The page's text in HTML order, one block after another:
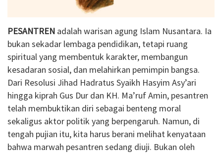
PESANTREN adalah warisan agung Islam Nusantara. Ia
bukan sekadar lembaga pendidikan, tetapi ruang
spiritual yang membentuk karakter, membangun
kesadaran sosial, dan melahirkan pemimpin bangsa.
Dari Resolusi Jihad Hadratus Syaikh Hasyim Asy’ari
hingga kiprah Gus Dur dan KH. Ma’ruf Amin, pesantren
telah membuktikan diri sebagai benteng moral
sekaligus aktor politik yang berpengaruh. Namun, di
tengah pujian itu, kita harus berani melihat kenyataan
bahwa marwah pesantren sedang diuji. Bukan oleh